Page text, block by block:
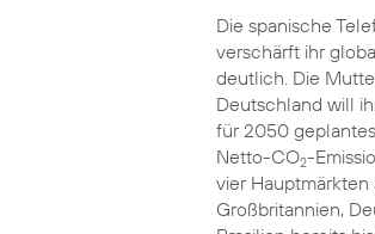
Die spanische
verschärft ihr
deutlich. Die
Deutschland will
für 2050
Netto-CO2-
vier Hauptmärkten
Großbritannien,